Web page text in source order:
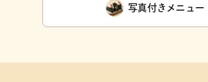
写真付きメニュー